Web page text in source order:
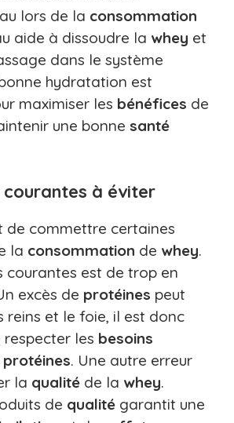
lors de la consommation
aide à dissoudre la whey et
dans le système
hydratation est
maximiser les bénéfices de
une bonne santé
courantes à éviter
de commettre certaines
la consommation de whey.
courantes est de trop en
excès de protéines peut
reins et le foie, il est donc
les besoins
protéines. Une autre erreur
la qualité de la whey.
de qualité garantit une